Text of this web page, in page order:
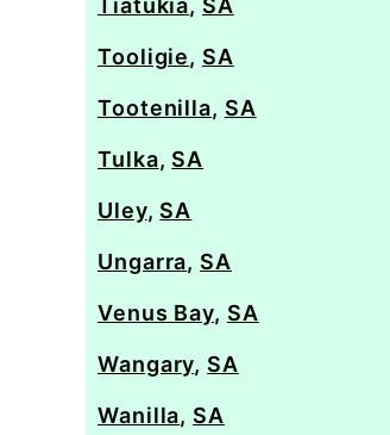
Tiatukia, SA
Tooligie, SA
Tootenilla, SA
Tulka, SA
Uley, SA
Ungarra, SA
Venus Bay, SA
Wangary, SA
Wanilla, SA